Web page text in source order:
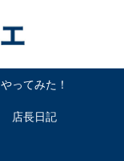
やってみた！
店長日記